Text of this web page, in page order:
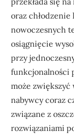
oraz
nowoczesnych
osiągnięcie
przy
funkcjonalności
może
nabywcy coraz
związane z
rozwiązaniami